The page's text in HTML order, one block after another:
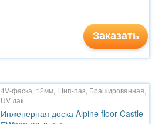
Заказать
4V-фаска, 12мм, Шип-паз, Брашированная,
UV лак
Инженерная доска Alpine floor Castle